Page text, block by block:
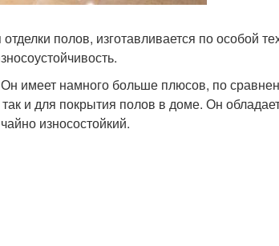
полов, изготавливается по особой
Он имеет намного больше плюсов, по
и для покрытия полов в доме. Он
износостойкий.